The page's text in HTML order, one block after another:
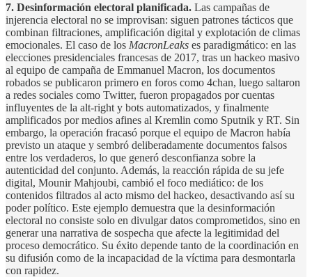
7. Desinformación electoral planificada. Las campañas de
injerencia electoral no se improvisan: siguen patrones tácticos que
combinan filtraciones, amplificación digital y explotación de climas
emocionales. El caso de los MacronLeaks es paradigmático: en las
elecciones presidenciales francesas de 2017, tras un hackeo masivo
al equipo de campaña de Emmanuel Macron, los documentos
robados se publicaron primero en foros como 4chan, luego saltaron
a redes sociales como Twitter, fueron propagados por cuentas
influyentes de la alt-right y bots automatizados, y finalmente
amplificados por medios afines al Kremlin como Sputnik y RT. Sin
embargo, la operación fracasó porque el equipo de Macron había
previsto un ataque y sembró deliberadamente documentos falsos
entre los verdaderos, lo que generó desconfianza sobre la
autenticidad del conjunto. Además, la reacción rápida de su jefe
digital, Mounir Mahjoubi, cambió el foco mediático: de los
contenidos filtrados al acto mismo del hackeo, desactivando así su
poder político. Este ejemplo demuestra que la desinformación
electoral no consiste solo en divulgar datos comprometidos, sino en
generar una narrativa de sospecha que afecte la legitimidad del
proceso democrático. Su éxito depende tanto de la coordinación en
su difusión como de la incapacidad de la víctima para desmontarla
con rapidez.